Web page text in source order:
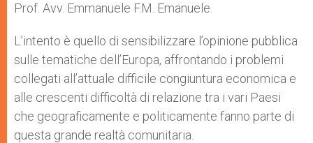
Prof. Avv. Emmanuele F.M. Emanuele.
L’intento è quello di sensibilizzare l’opinione pubblica
sulle tematiche dell’Europa, affrontando i problemi
collegati all’attuale difficile congiuntura economica e
alle crescenti difficoltà di relazione tra i vari Paesi
che geograficamente e politicamente fanno parte di
questa grande realtà comunitaria.